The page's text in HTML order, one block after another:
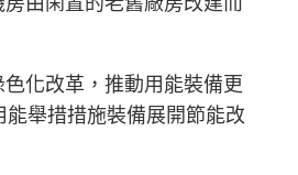
化改革，推動用能裝備更
舉措措施裝備展開節能改